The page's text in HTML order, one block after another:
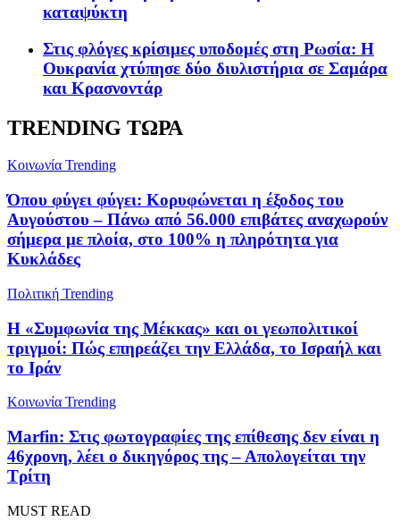
καταψύκτη
Στις φλόγες κρίσιμες υποδομές στη Ρωσία: Η
Ουκρανία χτύπησε δύο διυλιστήρια σε Σαμάρα
και Κρασνοντάρ
TRENDING ΤΩΡΑ
Κοινωνία Trending
Όπου φύγει φύγει: Κορυφώνεται η έξοδος του
Αυγούστου – Πάνω από 56.000 επιβάτες αναχωρούν
σήμερα με πλοία, στο 100% η πληρότητα για
Κυκλάδες
Πολιτική Trending
Η «Συμφωνία της Μέκκας» και οι γεωπολιτικοί
τριγμοί: Πώς επηρεάζει την Ελλάδα, το Ισραήλ και
το Ιράν
Κοινωνία Trending
Marfin: Στις φωτογραφίες της επίθεσης δεν είναι η
46χρονη, λέει ο δικηγόρος της – Απολογείται την
Τρίτη
MUST READ